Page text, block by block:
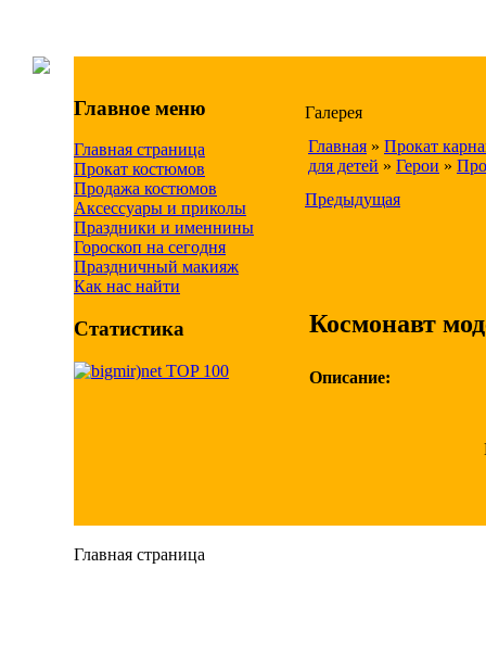
Главное меню
Главная страница
Прокат костюмов
Продажа костюмов
Аксессуары и приколы
Праздники и именнины
Гороскоп на сегодня
Праздничный макияж
Как нас найти
Статистика
Галерея
Главная » Прокат
для детей » Герои »
Предыдущая
Космонавт
Описание:
Главная страница